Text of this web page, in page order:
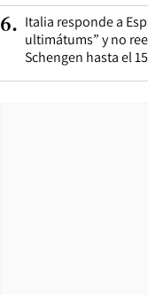
6. Italia responde a
ultimátums” y no
Schengen hasta el